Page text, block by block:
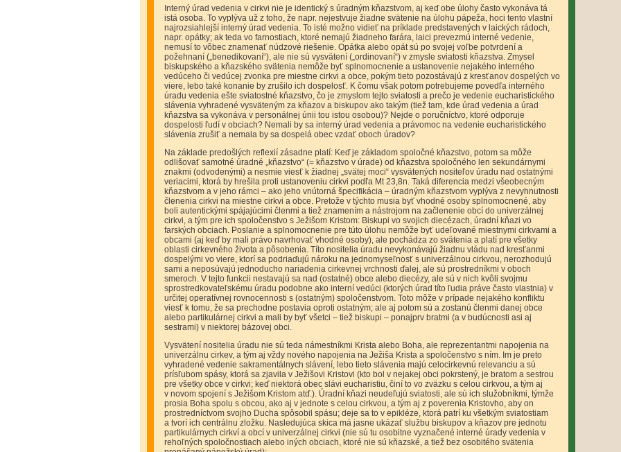
Interný úrad vedenia v cirkvi nie je identický s úradným kňazstvom, aj keď obe úlohy často vykonáva tá
istá osoba. To vyplýva už z toho, že napr. nejestvuje žiadne svätenie na úlohu pápeža, hoci tento vlastní
najrozsiahlejší interný úrad vedenia. To isté možno vidieť na príklade predstavených v laických rádoch,
napr. opátky; ak teda vo farnostiach, ktoré nemajú žiadneho farára, laici prevezmú interné vedenie,
nemusí to vôbec znamenať núdzové riešenie. Opátka alebo opát sú po svojej voľbe potvrdení a
požehnaní („benedikovaní“), ale nie sú vysvätení („ordinovaní“) v zmysle sviatosti kňazstva. Zmysel
biskupského a kňazského svätenia nemôže byť splnomocnenie a ustanovenie nejakého interného
vedúceho či vedúcej zvonka pre miestne cirkvi a obce, pokým tieto pozostávajú z kresťanov dospelých vo
viere, lebo také konanie by zrušilo ich dospelosť. K čomu však potom potrebujeme povedľa interného
úradu vedenia ešte sviatostné kňazstvo, čo je zmyslom tejto sviatosti a prečo je vedenie eucharistického
slávenia vyhradené vysväteným za kňazov a biskupov ako takým (tiež tam, kde úrad vedenia a úrad
kňazstva sa vykonáva v personálnej únii tou istou osobou)? Nejde o poručníctvo, ktoré odporuje
dospelosti ľudí v obciach? Nemali by sa interný úrad vedenia a právomoc na vedenie eucharistického
slávenia zrušiť a nemala by sa dospelá obec vzdať oboch úradov?
Na základe predošlých reflexií zásadne platí: Keď je základom spoločné kňazstvo, potom sa môže
odlišovať samotné úradné „kňazstvo“ (= kňazstvo v úrade) od kňazstva spoločného len sekundárnymi
znakmi (odvodenými) a nesmie viesť k žiadnej „svätej moci“ vysvätených nositeľov úradu nad ostatnými
veriacimi, ktorá by hrešila proti ustanoveniu cirkvi podľa Mt 23,8n. Taká diferencia medzi všeobecným
kňazstvom a v jeho rámci – ako jeho vnútorná špecifikácia – úradným kňazstvom vyplýva z nevyhnutnosti
členenia cirkvi na miestne cirkvi a obce. Pretože v týchto musia byť vhodné osoby splnomocnené, aby
boli autentickými spájajúcimi členmi a tiež znamením a nástrojom na začlenenie obcí do univerzálnej
cirkvi, a tým pre ich spoločenstvo s Ježišom Kristom: Biskupi vo svojich diecézach, úradní kňazi vo
farských obciach. Poslanie a splnomocnenie pre túto úlohu nemôže byť udeľované miestnymi cirkvami a
obcami (aj keď by mali právo navrhovať vhodné osoby), ale pochádza zo svätenia a platí pre všetky
oblasti cirkevného života a pôsobenia. Títo nositelia úradu nevykonávajú žiadnu vládu nad kresťanmi
dospelými vo viere, ktorí sa podriaďujú nároku na jednomyseľnosť s univerzálnou cirkvou, nerozhodujú
sami a neposúvajú jednoducho nariadenia cirkevnej vrchnosti ďalej, ale sú prostredníkmi v oboch
smeroch. V tejto funkcii nestavajú sa nad (ostatné) obce alebo diecézy, ale sú v nich kvôli svojmu
sprostredkovateľskému úradu podobne ako interní vedúci (ktorých úrad títo ľudia práve často vlastnia) v
určitej operatívnej rovnocennosti s (ostatným) spoločenstvom. Toto môže v prípade nejakého konfliktu
viesť k tomu, že sa prechodne postavia oproti ostatným; ale aj potom sú a zostanú členmi danej obce
alebo partikulárnej cirkvi a mali by byť všetci – tiež biskupi – ponajprv bratmi (a v budúcnosti asi aj
sestrami) v niektorej bázovej obci.
Vysvätení nositelia úradu nie sú teda námestníkmi Krista alebo Boha, ale reprezentantmi napojenia na
univerzálnu cirkev, a tým aj vždy nového napojenia na Ježiša Krista a spoločenstvo s ním. Im je preto
vyhradené vedenie sakramentálnych slávení, lebo tieto slávenia majú celocirkevnú relevanciu a sú
prísľubom spásy, ktorá sa zjavila v Ježišovi Kristovi (kto bol v nejakej obci pokrstený, je bratom a sestrou
pre všetky obce v cirkvi; keď niektorá obec slávi eucharistiu, činí to vo zväzku s celou cirkvou, a tým aj
v novom spojení s Ježišom Kristom atď.). Úradní kňazi neudeľujú sviatosti, ale sú ich služobníkmi, týmže
prosia Boha spolu s obcou, ako aj v jednote s celou cirkvou, a tým aj z poverenia Kristovho, aby on
prostredníctvom svojho Ducha spôsobil spásu; deje sa to v epikléze, ktorá patrí ku všetkým sviatostiam
a tvorí ich centrálnu zložku. Nasledujúca skica má jasne ukázať službu biskupov a kňazov pre jednotu
partikulárnych cirkví a obcí v univerzálnej cirkvi (nie sú tu osobitne vyznačené interné úrady vedenia v
rehoľných spoločnostiach alebo iných obciach, ktoré nie sú kňazské, a tiež bez osobitého svätenia